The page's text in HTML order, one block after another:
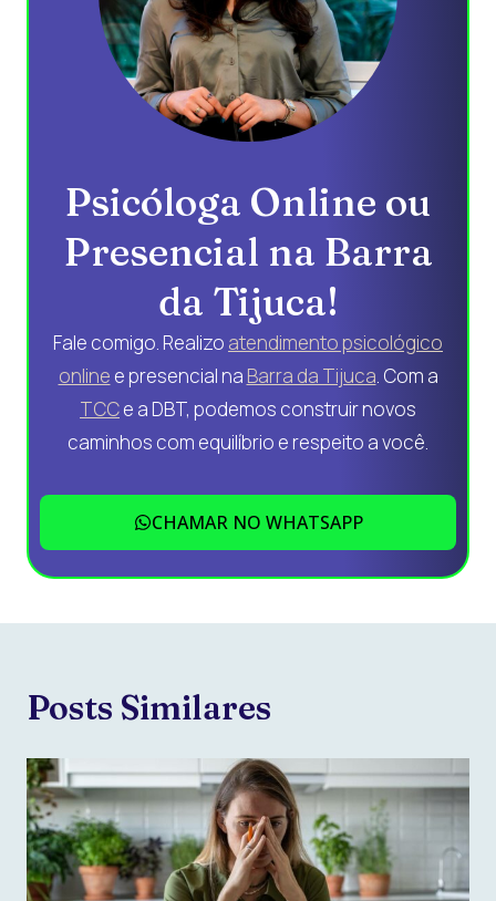
Psicóloga Online ou
Presencial na Barra
da Tijuca!
Fale comigo. Realizo atendimento psicológico
online e presencial na Barra da Tijuca . Com a
TCCe a DBT, podemos construir novos
caminhos com equilíbrio e respeito a você.
CHAMAR NO WHATSAPP
Posts Similares